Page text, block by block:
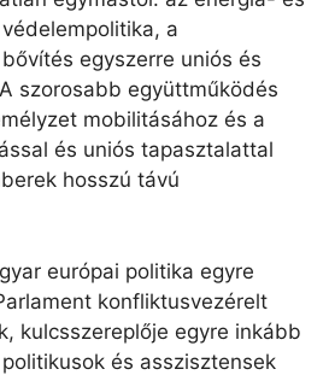
a
egyszerre uniós és
szorosabb együttműködés
mobilitásához és a
és uniós tapasztalattal
hosszú távú
európai politika egyre
konfliktusvezérelt
kulcsszereplője egyre inkább
és asszisztensek